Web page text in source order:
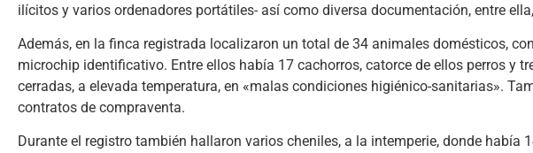
ilícitos y varios ordenadores portátiles- así como diversa documentación, entre
Además, en la finca registrada localizaron un total de 34 animales domésticos,
microchip identificativo. Entre ellos había 17 cachorros, catorce de ellos perros y
cerradas, a elevada temperatura, en «malas condiciones higiénico-sanitarias».
contratos de compraventa.
Durante el registro también hallaron varios cheniles, a la intemperie, donde